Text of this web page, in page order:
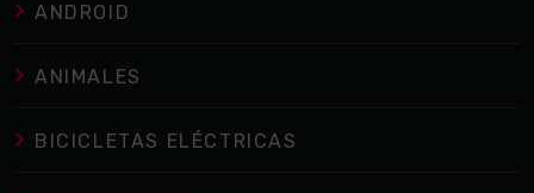
ANDROID
ANIMALES
BICICLETAS ELÉCTRICAS